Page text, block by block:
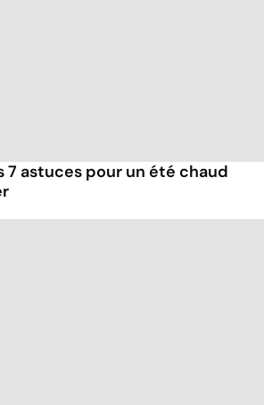
7 astuces pour un été chaud